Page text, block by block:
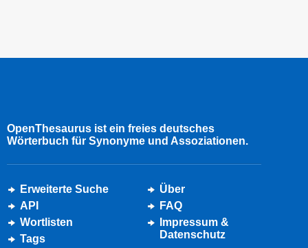
OpenThesaurus ist ein freies deutsches
Wörterbuch für Synonyme und Assoziationen.
Erweiterte Suche
API
Wortlisten
Tags
Über
FAQ
Impressum &
Datenschutz